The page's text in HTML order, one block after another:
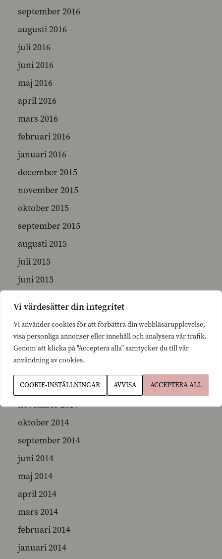
Vi värdesätter din integritet
Vi använder cookies för att förbättra din webbläsarupplevelse,
visa personliga annonser eller innehåll och analysera vår trafik.
Genom att klicka på "Acceptera alla" samtycker du till vår
användning av cookies.
COOKIE-INSTÄLLNINGAR AVVISA ACCEPTERA ALL
september 2016
augusti 2016
juli 2016
juni 2016
maj 2016
april 2016
mars 2016
februari 2016
januari 2016
december 2015
november 2015
oktober 2015
september 2015
augusti 2015
juli 2015
juni 2015
mars 2015
februari 2015
december 2014
november 2014
oktober 2014
september 2014
juni 2014
maj 2014
april 2014
mars 2014
februari 2014
januari 2014